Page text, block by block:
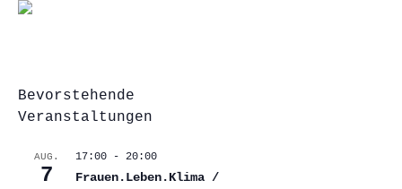
Bevorstehende
Veranstaltungen
AUG.
7
17:00 - 20:00
Frauen.Leben.Klima /